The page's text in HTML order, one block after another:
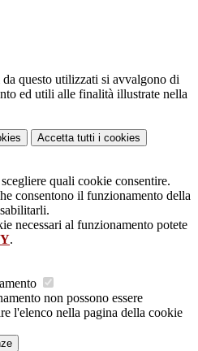
questo utilizzati si avvalgono di
ed utili alle finalità illustrate nella
Accetta tutti i cookies
quali cookie consentire.
consentono il funzionamento della
necessari al funzionamento potete
.
non possono essere
l'elenco nella pagina della cookie